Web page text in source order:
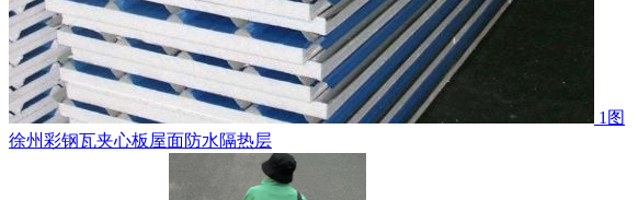
1图
徐州彩钢瓦夹心板屋面防水隔热层